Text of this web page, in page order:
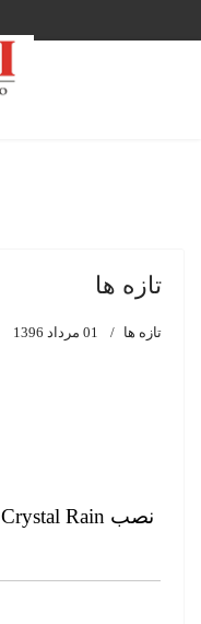
تازه ها
تازه ها 01 مرداد 1396
نصب Crystal Rain پیانوی کریستال کاوایی توسط هنرمند Takahiro Matsuo در میلان، جهت مشاهده